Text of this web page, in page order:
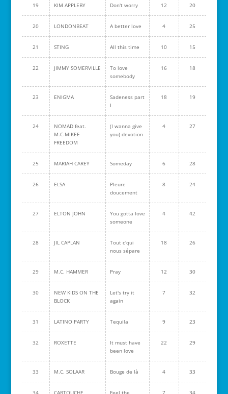
19 KIM APPLEBY Don't worry 12 20
20 LONDONBEAT A better love 4 25
21 STING All this time 10 15
22 JIMMY SOMERVILLE
To love
somebody
16 18
23 ENIGMA
Sadeness part
I
18 19
24
NOMAD feat.
M.C.MIKEE
FREEDOM
(I wanna give
you) devotion
4 27
25 MARIAH CAREY Someday 6 28
26 ELSA
Pleure
doucement
8 24
27 ELTON JOHN
You gotta love
someone
4 42
28 JIL CAPLAN
Tout c'qui
nous sépare
18 26
29 M.C. HAMMER Pray 12 30
30
NEW KIDS ON THE
BLOCK
Let's try it
again
7 32
31 LATINO PARTY Tequila 9 23
32 ROXETTE
It must have
been love
22 29
33 M.C. SOLAAR Bouge de là 4 33
34 CARTOUCHE Feel the 7 34